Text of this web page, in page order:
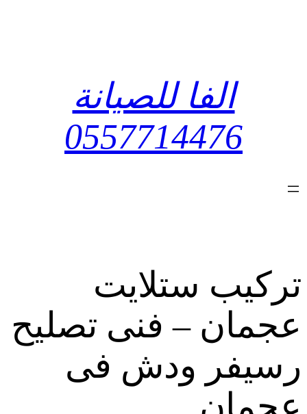
الفا للصيانة
0557714476
تركيب ستلايت
عجمان – فنى تصليح
رسيفر ودش فى
عجمان